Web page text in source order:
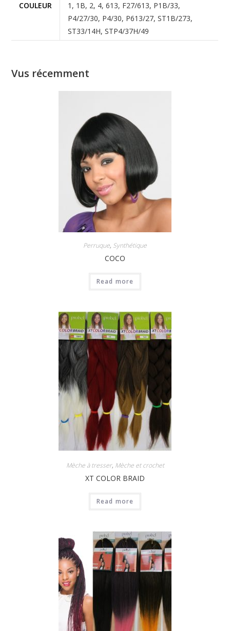
COULEUR
1, 1B, 2, 4, 613, F27/613, P1B/33,
P4/27/30, P4/30, P613/27, ST1B/273,
ST33/14H, STP4/37H/49
Vus récemment
Perruque, Synthétique
COCO
Read more
Mèche à tresser, Mèche et crochet
XT COLOR BRAID
Read more